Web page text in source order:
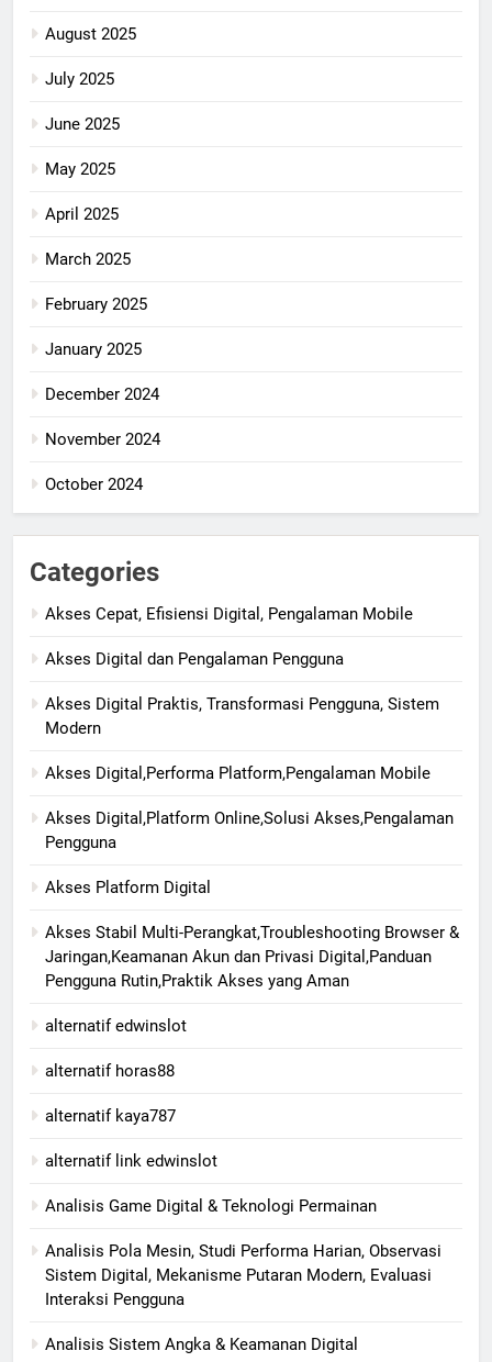
August 2025
July 2025
June 2025
May 2025
April 2025
March 2025
February 2025
January 2025
December 2024
November 2024
October 2024
Categories
Akses Cepat, Efisiensi Digital, Pengalaman Mobile
Akses Digital dan Pengalaman Pengguna
Akses Digital Praktis, Transformasi Pengguna, Sistem
Modern
Akses Digital,Performa Platform,Pengalaman Mobile
Akses Digital,Platform Online,Solusi Akses,Pengalaman
Pengguna
Akses Platform Digital
Akses Stabil Multi-Perangkat,Troubleshooting Browser &
Jaringan,Keamanan Akun dan Privasi Digital,Panduan
Pengguna Rutin,Praktik Akses yang Aman
alternatif edwinslot
alternatif horas88
alternatif kaya787
alternatif link edwinslot
Analisis Game Digital & Teknologi Permainan
Analisis Pola Mesin, Studi Performa Harian, Observasi
Sistem Digital, Mekanisme Putaran Modern, Evaluasi
Interaksi Pengguna
Analisis Sistem Angka & Keamanan Digital